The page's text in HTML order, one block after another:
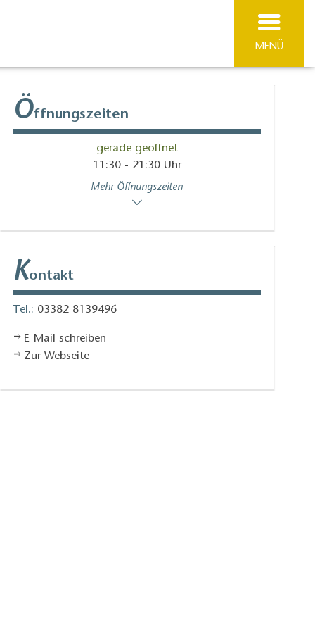
MENÜ
Öffnungszeiten
gerade geöffnet
11:30 - 21:30 Uhr
Mehr Öffnungszeiten
Kontakt
Tel.: 03382 8139496
E-Mail schreiben
Zur Webseite